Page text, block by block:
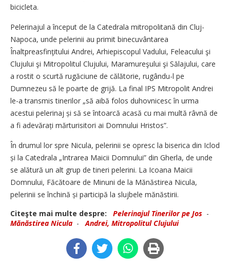
bicicleta.
Pelerinajul a început de la Catedrala mitropolitană din Cluj-
Napoca, unde pelerinii au primit binecuvântarea
Înaltpreasfinţitului Andrei, Arhiepiscopul Vadului, Feleacului şi
Clujului şi Mitropolitul Clujului, Maramureşului şi Sălajului, care
a rostit o scurtă rugăciune de călătorie, rugându-l pe
Dumnezeu să le poarte de grijă. La final IPS Mitropolit Andrei
le-a transmis tinerilor „să aibă folos duhovnicesc în urma
acestui pelerinaj și să se întoarcă acasă cu mai multă râvnă de
a fi adevărați mărturisitori ai Domnului Hristos”.
În drumul lor spre Nicula, pelerinii se opresc la biserica din Iclod
și la Catedrala „Intrarea Maicii Domnului” din Gherla, de unde
se alătură un alt grup de tineri pelerini. La Icoana Maicii
Domnului, Făcătoare de Minuni de la Mănăstirea Nicula,
pelerinii se închină și participă la slujbele mănăstirii.
Citeşte mai multe despre:
Pelerinajul Tinerilor pe Jos -
Mănăstirea Nicula -Andrei, Mitropolitul Clujului